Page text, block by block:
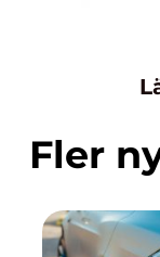
Fler